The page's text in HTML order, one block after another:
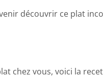
découvrir ce plat
chez vous, voici la